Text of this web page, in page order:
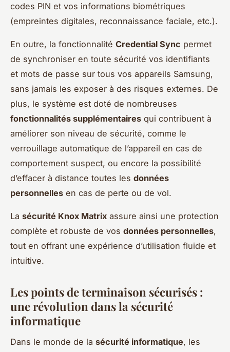
codes PIN et vos informations biométriques
(empreintes digitales, reconnaissance faciale, etc.).
En outre, la fonctionnalité Credential Sync permet
de synchroniser en toute sécurité vos identifiants
et mots de passe sur tous vos appareils Samsung,
sans jamais les exposer à des risques externes. De
plus, le système est doté de nombreuses
fonctionnalités supplémentaires qui contribuent à
améliorer son niveau de sécurité, comme le
verrouillage automatique de l’appareil en cas de
comportement suspect, ou encore la possibilité
d’effacer à distance toutes les données
personnelles en cas de perte ou de vol.
La sécurité Knox Matrix assure ainsi une protection
complète et robuste de vos données personnelles,
tout en offrant une expérience d’utilisation fluide et
intuitive.
Les points de terminaison sécurisés :
une révolution dans la sécurité
informatique
Dans le monde de la sécurité informatique, les